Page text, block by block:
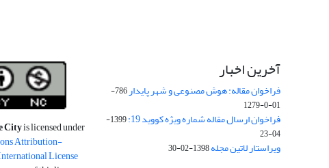
آخرین اخبار
فراخوان مقاله: هوش مصنوعی و شهر پایدار
786-
01-0-1279
فراخوان ارسال مقاله شماره ویژه کووید 19:
1399-
04-23
ویراستار لاتین مجله1398-02-30
Cityis licensed under
Attribution-
License